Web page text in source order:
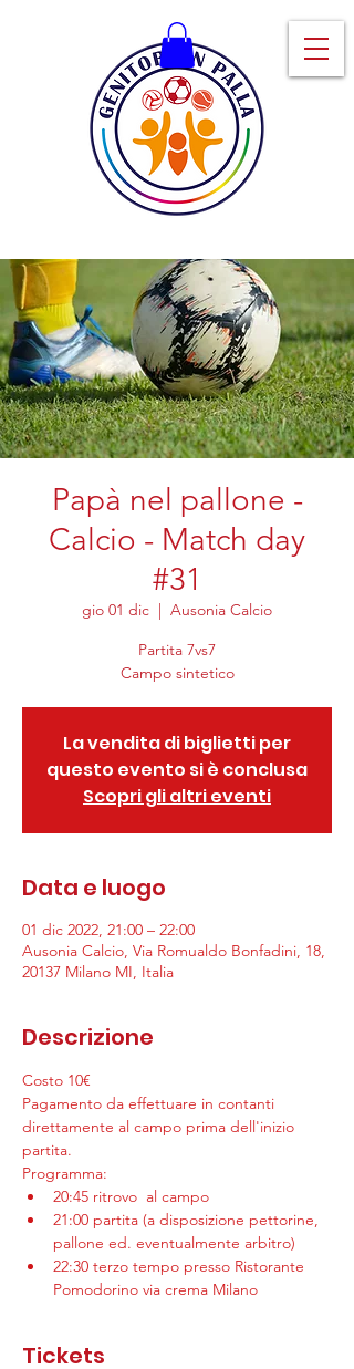
Papà nel pallone -
Calcio - Match day
#31
gio 01 dic
  |
Ausonia Calcio
Partita 7vs7
Campo sintetico
La vendita di biglietti per
questo evento si è conclusa
Scopri gli altri eventi
Data e luogo
01 dic 2022, 21:00 – 22:00
Ausonia Calcio, Via Romualdo Bonfadini, 18,
20137 Milano MI, Italia
Descrizione
Costo 10€
Pagamento da effettuare in contanti
direttamente al campo prima dell'inizio
partita.
Programma:
20:45 ritrovo  al campo
21:00 partita (a disposizione pettorine,
pallone ed. eventualmente arbitro)
22:30 terzo tempo presso Ristorante
Pomodorino via crema Milano
Tickets